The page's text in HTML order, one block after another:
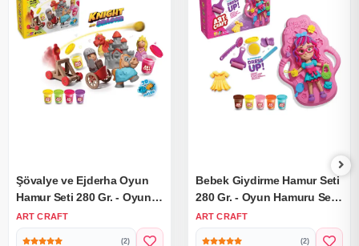
Şövalye ve Ejderha Oyun
Hamur Seti 280 Gr. - Oyun
Hamuru Seti - Hamur Setleri
- Hamur Kalıpları - Savaşçı
ART CRAFT
(2)
Bebek Giydirme Hamur Seti
280 Gr. - Oyun Hamuru Seti
- Hamur Setleri - Hamur
Kalıpları - Hamur Seti
ART CRAFT
(2)